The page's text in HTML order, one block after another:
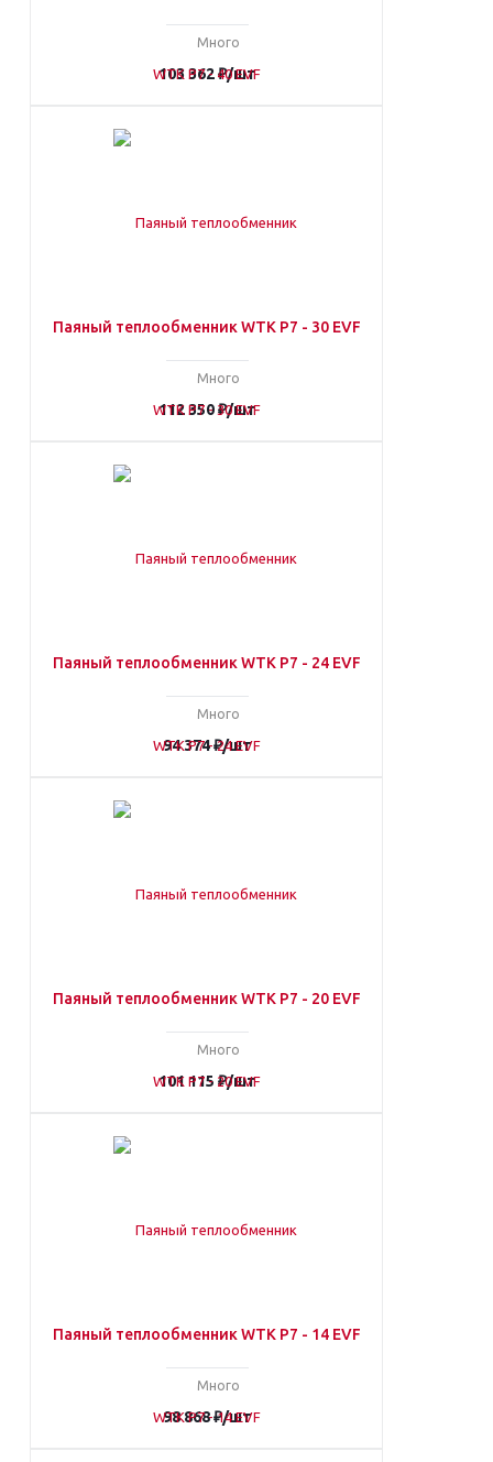
Много
103 362₽/шт
Паяный теплообменник WTK P7 - 30 EVF
Много
112 350₽/шт
Паяный теплообменник WTK P7 - 24 EVF
Много
94 374₽/шт
Паяный теплообменник WTK P7 - 20 EVF
Много
101 115 ₽/шт
Паяный теплообменник WTK P7 - 14 EVF
Много
98 868₽/шт